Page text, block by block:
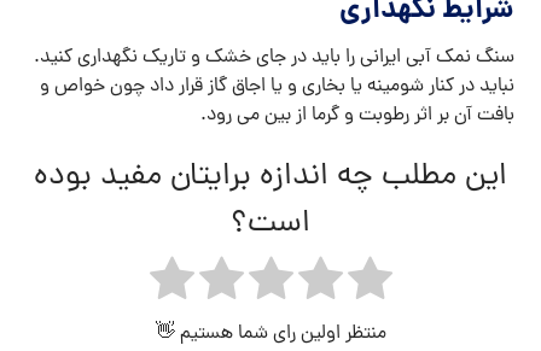
شرایط نگهداری
سنگ نمک آبی ایرانی را باید در جای خشک و تاریک نگهداری کنید.
نباید در کنار شومینه یا بخاری و یا اجاق گاز قرار داد چون خواص و
بافت آن بر اثر رطوبت و گرما از بین می رود.
این مطلب چه اندازه برایتان مفید بوده
است؟
منتظر اولین رای شما هستیم 👋